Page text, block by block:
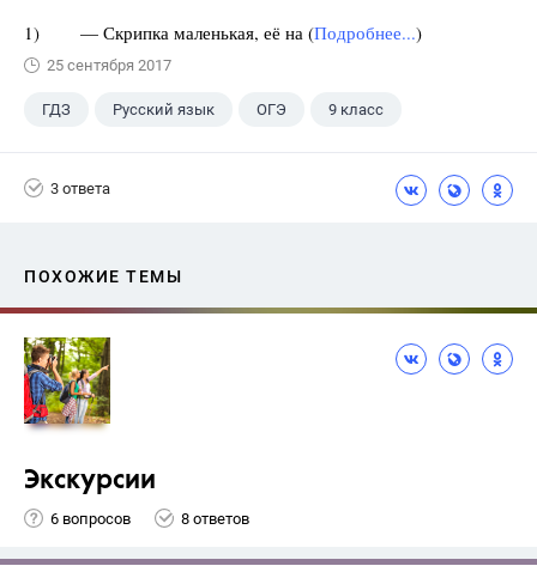
1) — Скрипка маленькая, её на (Подробнее...)
25 сентября 2017
ГДЗ Русский язык ОГЭ 9 класс
3 ответа
ПОХОЖИЕ ТЕМЫ
Экскурсии
6 вопросов 8 ответов